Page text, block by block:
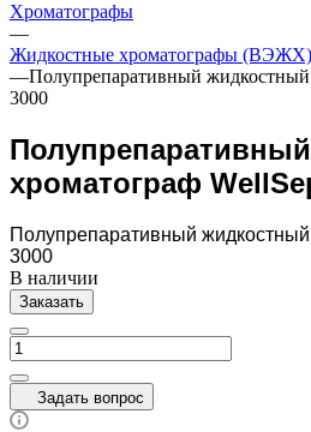
Хроматографы
—
Жидкостные хроматографы (ВЭЖХ)
—Полупрепаративный жидкостный
3000
хроматограф
Полупрепаративный
3000
В наличии
Заказать
Задать вопрос